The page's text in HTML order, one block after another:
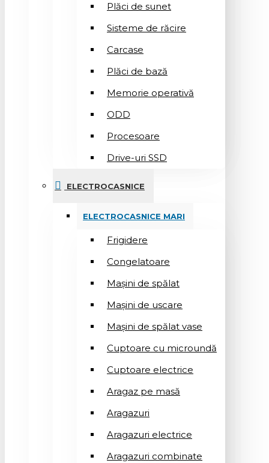
Plăci de sunet
Sisteme de răcire
Carcase
Plăci de bază
Memorie operativă
ODD
Procesoare
Drive-uri SSD
ELECTROCASNICE
ELECTROCASNICE MARI
Frigidere
Congelatoare
Mașini de spălat
Mașini de uscare
Mașini de spălat vase
Cuptoare cu microundă
Cuptoare electrice
Aragaz pe masă
Aragazuri
Aragazuri electrice
Aragazuri combinate